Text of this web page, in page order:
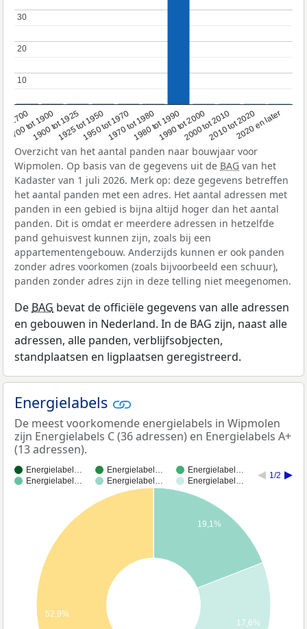
1700
1700 tot 1900
1900 tot 19251925 tot 19501950 tot 19701970 tot 19801980 tot 19901990 tot 20002000 tot 20102010 tot 20202020 en later
10
10
20
20
30
30
Overzicht van het aantal panden naar bouwjaar voor
Wipmolen. Op basis van de gegevens uit de BAG van het
Kadaster van 1 juli 2026. Merk op: deze gegevens betreffen
het aantal panden met een adres. Het aantal adressen met
panden in een gebied is bijna altijd hoger dan het aantal
panden. Dit is omdat er meerdere adressen in hetzelfde
pand gehuisvest kunnen zijn, zoals bij een
appartementengebouw. Anderzijds kunnen er ook panden
zonder adres voorkomen (zoals bijvoorbeeld een schuur),
panden zonder adres zijn in deze telling niet meegenomen.
De BAG bevat de officiële gegevens van alle adressen
en gebouwen in Nederland. In de BAG zijn, naast alle
adressen, alle panden, verblijfsobjecten,
standplaatsen en ligplaatsen geregistreerd.
Energielabels
De meest voorkomende energielabels in Wipmolen
zijn Energielabels C (36 adressen) en Energielabels A+
(13 adressen).
Energielabel… Energielabel…
Energielabel…
Energielabel…
Energielabel… Energielabel…
1/2
19,1%
17,6%
52,9%